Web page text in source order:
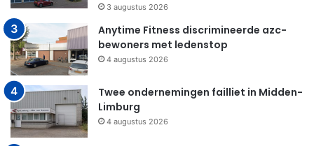
3 augustus 2026
Anytime Fitness discrimineerde azc-
bewoners met ledenstop
4 augustus 2026
Twee ondernemingen failliet in Midden-
Limburg
4 augustus 2026